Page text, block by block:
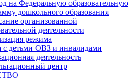
на Федеральную образовательную
дошкольного образования
организованной
деятельности
режима
с детьми ОВЗ и инвалидами
деятельность
центр